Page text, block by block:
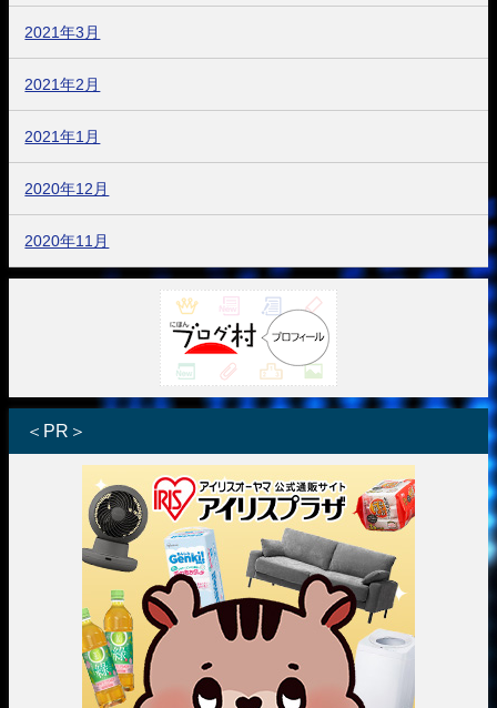
2021年3月
2021年2月
2021年1月
2020年12月
2020年11月
＜PR＞